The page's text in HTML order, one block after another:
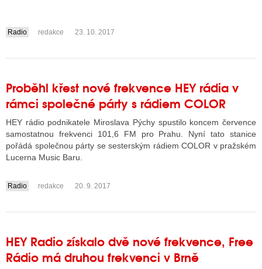
....
Radio redakce 23. 10. 2017
Proběhl křest nové frekvence HEY rádia v
rámci společné párty s rádiem COLOR
HEY rádio podnikatele Miroslava Pýchy spustilo koncem července
samostatnou frekvenci 101,6 FM pro Prahu. Nyní tato stanice
pořádá společnou párty se sesterským rádiem COLOR v pražském
Lucerna Music Baru.
....
Radio redakce 20. 9. 2017
HEY Radio získalo dvě nové frekvence, Free
Rádio má druhou frekvenci v Brně